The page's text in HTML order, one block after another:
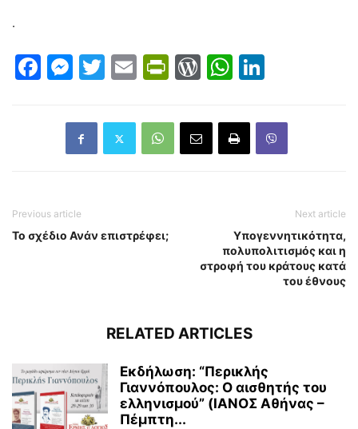
.
Facebook
Messenger
Twitter
EmailPrintFriendly
WordPress
WhatsApp
Previous article
Το σχέδιο Ανάν επιστρέφει;
Next article
Υπογεννητικότητα,
πολυπολιτισμός και η
στροφή του κράτους κατά
του έθνους
RELATED ARTICLES
Εκδήλωση: “Περικλής
Γιαννόπουλος: Ο αισθητής του
ελληνισμού” (ΙΑΝΟΣ Αθήνας –
Πέμπτη...